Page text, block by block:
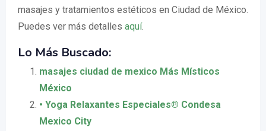
masajes y tratamientos estéticos en Ciudad de México.
Puedes ver más detalles aquí.
Lo Más Buscado:
masajes ciudad de mexico Más Místicos
México
• Yoga Relaxantes Especiales® Condesa
Mexico City